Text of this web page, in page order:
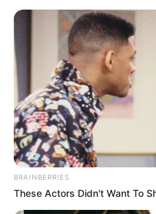
Quem ama plantas
todos os cantinhos da
dentro ou de fora. Afinal,
para qualquer lugar.
Asplantas para sala, por
BRAINBERRIES
These Actors Didn't Want To